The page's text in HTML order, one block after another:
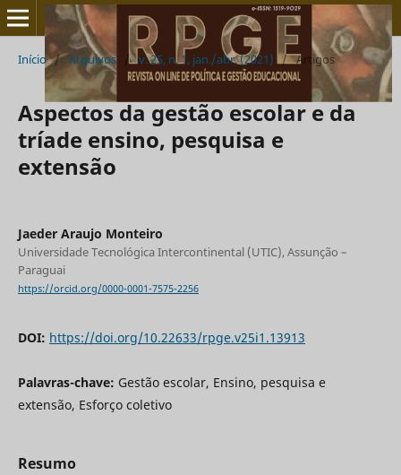
Início / Arquivos / v. 25, n. 1, jan./abr. (2021) / Artigos
Aspectos da gestão escolar e da
tríade ensino, pesquisa e
extensão
Jaeder Araujo Monteiro
Universidade Tecnológica Intercontinental (UTIC), Assunção –
Paraguai
https://orcid.org/0000-0001-7575-2256
DOI: https://doi.org/10.22633/rpge.v25i1.13913
Palavras-chave: Gestão escolar, Ensino, pesquisa e
extensão, Esforço coletivo
Resumo